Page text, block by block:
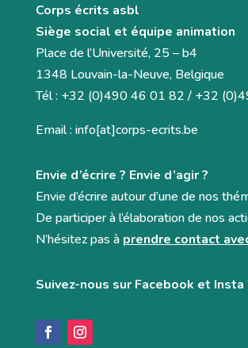
Corps écrits asbl
Siège social et équipe animation
Place de l’Université, 25 – b4
1348 Louvain-la-Neuve, Belgique
Tél : +32 (0)490 46 01 82 / +32
Email : info[at]corps-ecrits.be
Envie d’écrire ? Envie d’agir ?
Envie d’écrire autour d’une de nos
De participer à l’élaboration de nos
N’hésitez pas à prendre contact
Suivez-nous sur Facebook et Insta